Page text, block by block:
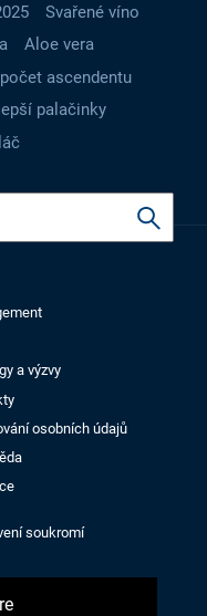
Svařené víno
Aloe vera
ascendentu
palačinky
a výzvy
osobních údajů
soukromí